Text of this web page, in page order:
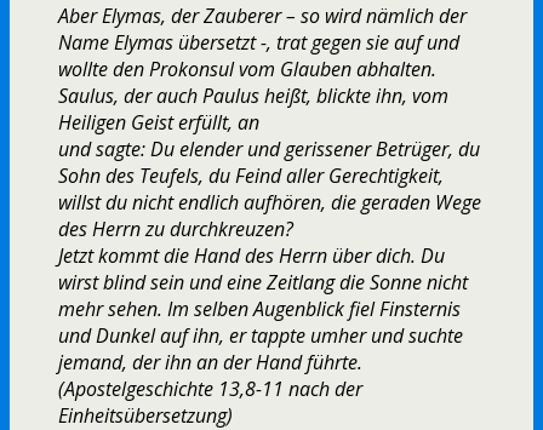
Aber Elymas, der Zauberer – so wird nämlich der
Name Elymas übersetzt -, trat gegen sie auf und
wollte den Prokonsul vom Glauben abhalten.
Saulus, der auch Paulus heißt, blickte ihn, vom
Heiligen Geist erfüllt, an
und sagte: Du elender und gerissener Betrüger, du
Sohn des Teufels, du Feind aller Gerechtigkeit,
willst du nicht endlich aufhören, die geraden Wege
des Herrn zu durchkreuzen?
Jetzt kommt die Hand des Herrn über dich. Du
wirst blind sein und eine Zeitlang die Sonne nicht
mehr sehen. Im selben Augenblick fiel Finsternis
und Dunkel auf ihn, er tappte umher und suchte
jemand, der ihn an der Hand führte.
(Apostelgeschichte 13,8-11 nach der
Einheitsübersetzung)